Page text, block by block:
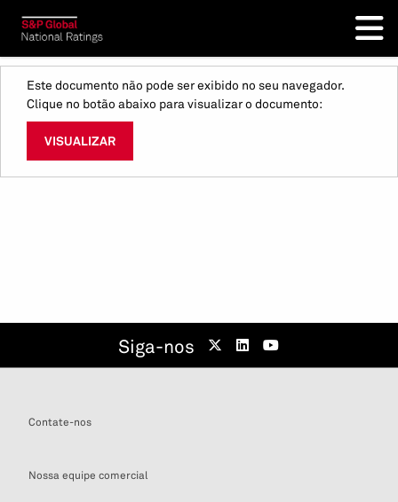
Este documento não pode ser exibido no seu navegador.
Clique no botão abaixo para visualizar o documento:
VISUALIZAR
Siga-nos
Contate-nos
Nossa equipe comercial